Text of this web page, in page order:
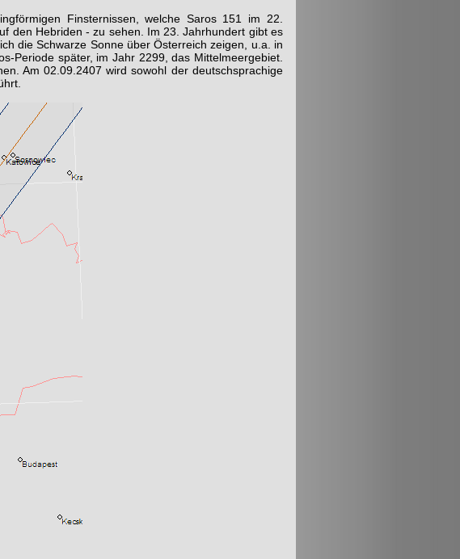
Finsternissen, welche Saros 151 im 22.
den Hebriden - zu sehen. Im 23. Jahrhundert gibt es
die Schwarze Sonne über Österreich zeigen, u.a. in
Periode später, im Jahr 2299, das Mittelmeergebiet.
Am 02.09.2407 wird sowohl der deutschsprachige